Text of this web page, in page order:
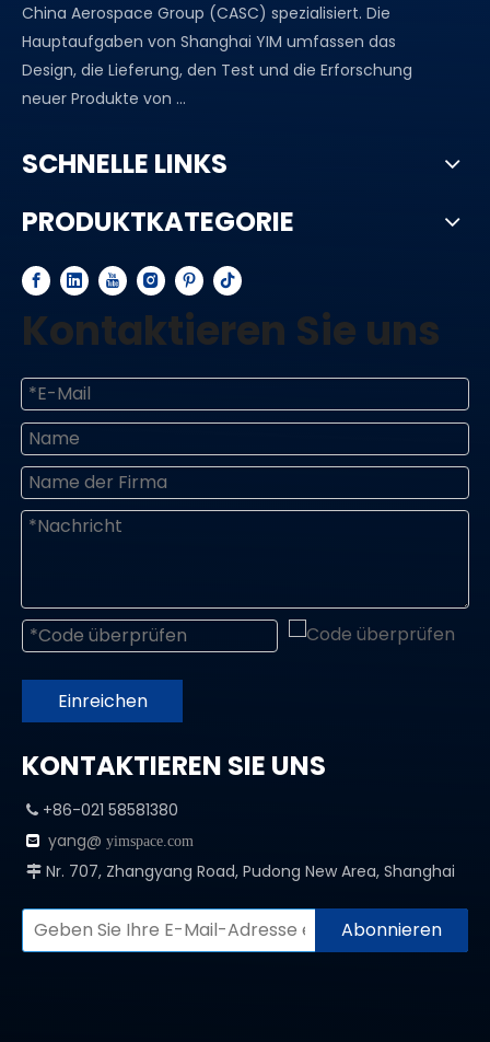
China Aerospace Group (CASC) spezialisiert. Die
Hauptaufgaben von Shanghai YIM umfassen das
Design, die Lieferung, den Test und die Erforschung
neuer Produkte von ...
SCHNELLE LINKS
PRODUKTKATEGORIE
Kontaktieren Sie uns
Einreichen
KONTAKTIEREN SIE UNS
 +86-021 58581380
 yang@ yimspace.com
 Nr. 707, Zhangyang Road, Pudong New Area, Shanghai
Abonnieren